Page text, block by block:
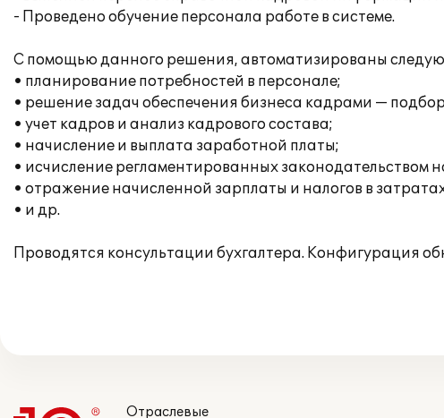
- Проведено обучение персонала работе в системе.
С помощью данного решения, автоматизированы
• планирование потребностей в персонале;
• решение задач обеспечения бизнеса кадрами —
• учет кадров и анализ кадрового состава;
• начисление и выплата заработной платы;
• исчисление регламентированных законодательством
• отражение начисленной зарплаты и налогов в
• и др.
Проводятся консультации бухгалтера. Конфигурация
Отраслевые